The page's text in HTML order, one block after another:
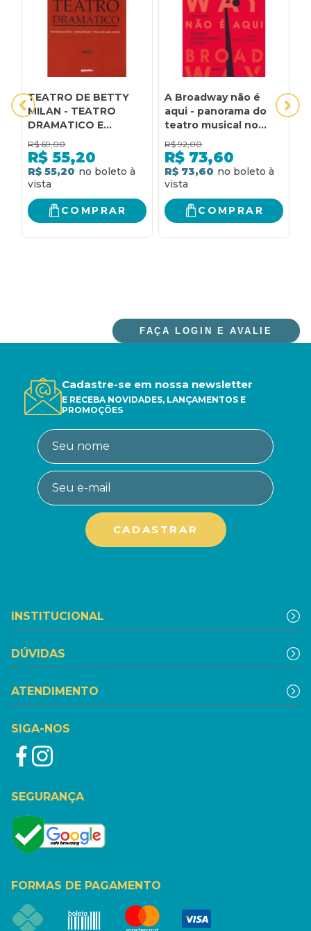
TEATRO DE BETTY
MILAN - TEATRO
DRAMATICO E
TEATRO LIRICO - 1
R$ 69,00
R$ 55,20
R$ 55,20
COMPRAR
A Broadway não é
aqui - panorama do
teatro musical no
Brasil 2ª edição:
panorama do teatro
musical no Brasil
R$ 92,00
R$ 73,60
R$ 73,60
COMPRAR
FAÇA LOGIN E AVALIE
Cadastre-se em nossa newsletter
E RECEBA NOVIDADES, LANÇAMENTOS E
PROMOÇÕES
INSTITUCIONAL
DÚVIDAS
ATENDIMENTO
SIGA-NOS
SEGURANÇA
FORMAS DE PAGAMENTO